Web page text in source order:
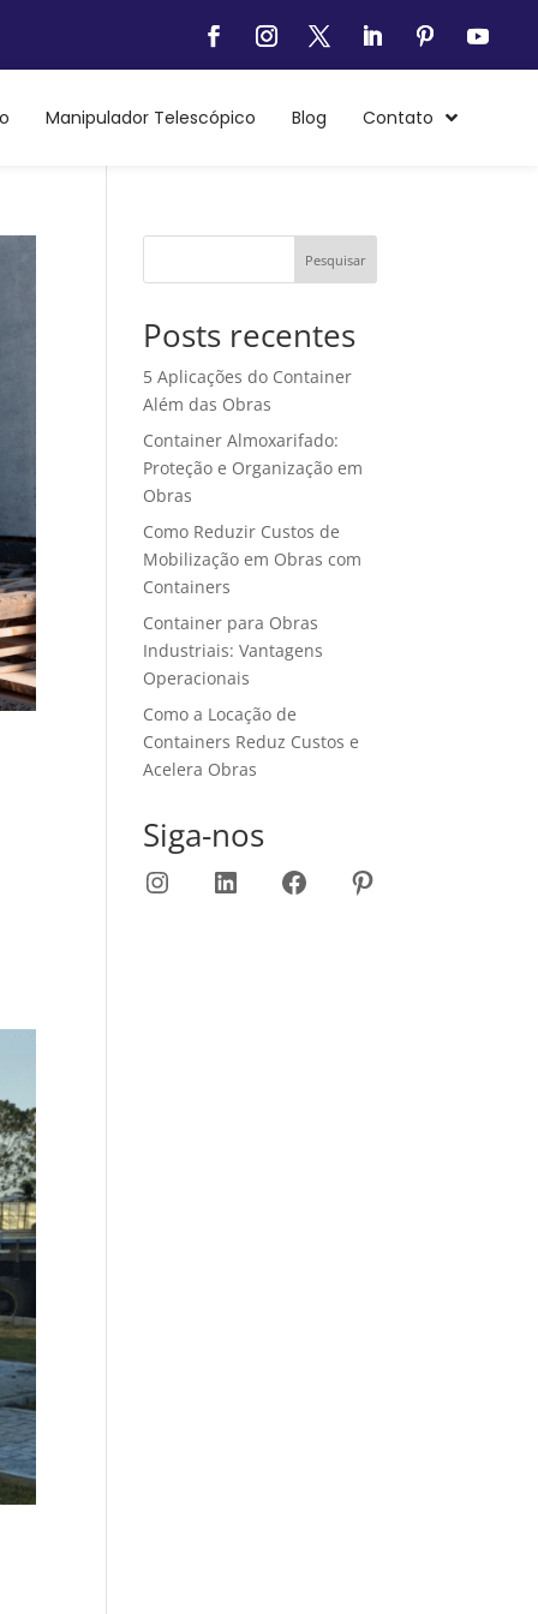
Manipulador Telescópico Blog Contato
Pesquisar
Posts recentes
5 Aplicações do Container
Além das Obras
Container Almoxarifado:
Proteção e Organização em
Obras
Como Reduzir Custos de
Mobilização em Obras com
Containers
Container para Obras
Industriais: Vantagens
Operacionais
Como a Locação de
Containers Reduz Custos e
Acelera Obras
Siga-nos
InstagramLinkedInFacebookPinterest